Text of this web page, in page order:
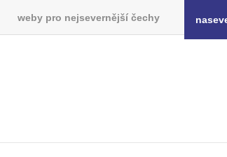
weby pro nejsevernější čechy